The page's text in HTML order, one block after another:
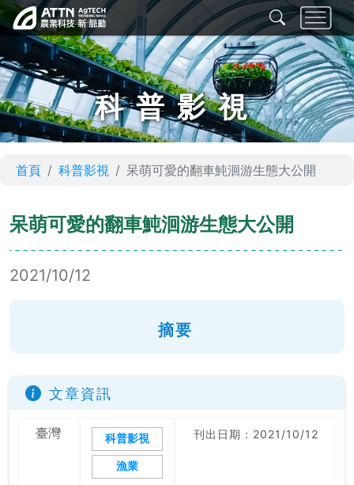
科普影視
首頁 科普影視 呆萌可愛的翻車魨洄游生態大公開
呆萌可愛的翻車魨洄游生態大公開
2021/10/12
摘要
文章資訊
臺灣 科普影視
漁業
刊出日期：2021/10/12